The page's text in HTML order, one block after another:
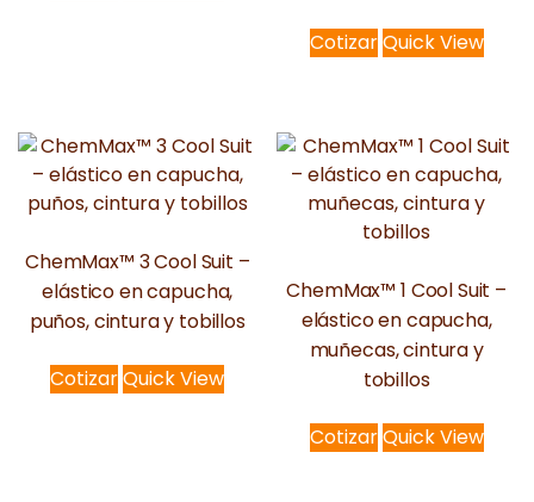
CotizarQuick View
ChemMax™ 3 Cool Suit –
elástico en capucha,
puños, cintura y tobillos
CotizarQuick View
ChemMax™ 1 Cool Suit –
elástico en capucha,
muñecas, cintura y
tobillos
CotizarQuick View